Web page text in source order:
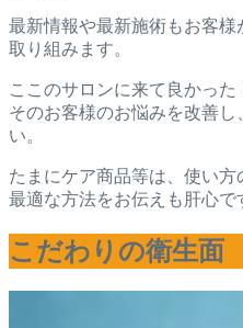
最新情報や最新施術もお客
取り組みます。
ここのサロンに来て良かった
そのお客様のお悩みを改善
い。
たまにケア商品等は、使い方
最適な方法をお伝えも肝心で
こだわりの衛生面